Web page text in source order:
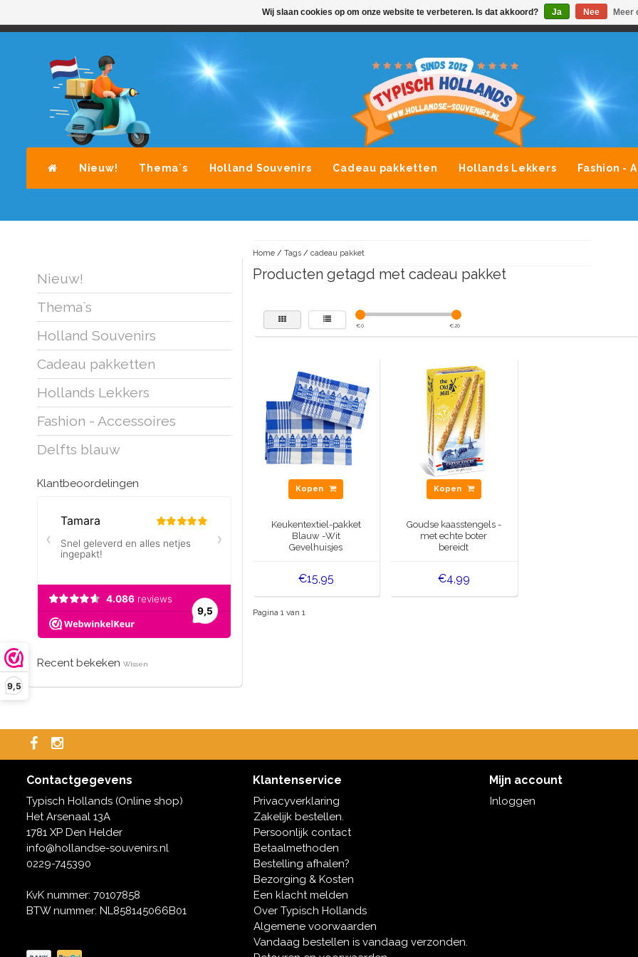
9,5
AVONDLEVERING MOGELIJK ALLE MERKEN SOUVENIRS
Nieuw! Thema`s Holland Souvenirs Cadeau pakketten Hollands Lekkers Fashion -
Nieuw!
Thema`s
Holland Souvenirs
Cadeau pakketten
Hollands Lekkers
Fashion - Accessoires
Delfts blauw
Klantbeoordelingen
Recent bekeken Wissen
Home/ Tags/ cadeau pakket
Producten getagd met cadeau pakket
€0 €20
Kopen
Keukentextiel-pakket
Blauw -Wit
Gevelhuisjes
€15,95
Kopen
Goudse kaasstengels -
met echte boter
bereidt
€4,99
Pagina 1 van 1
Contactgegevens
Typisch Hollands (Online shop)
Het Arsenaal 13A
1781 XP Den Helder
info@hollandse-souvenirs.nl
0229-745390
KvK nummer: 70107858
BTW nummer: NL858145066B01
Klantenservice
Privacyverklaring
Zakelijk bestellen.
Persoonlijk contact
Betaalmethoden
Bestelling afhalen?
Bezorging & Kosten
Een klacht melden
Over Typisch Hollands
Algemene voorwaarden
Vandaag bestellen is vandaag verzonden.
Mijn account
Inloggen
Wij slaan cookies op om onze website te verbeteren. Is dat akkoord? Ja Nee Meer